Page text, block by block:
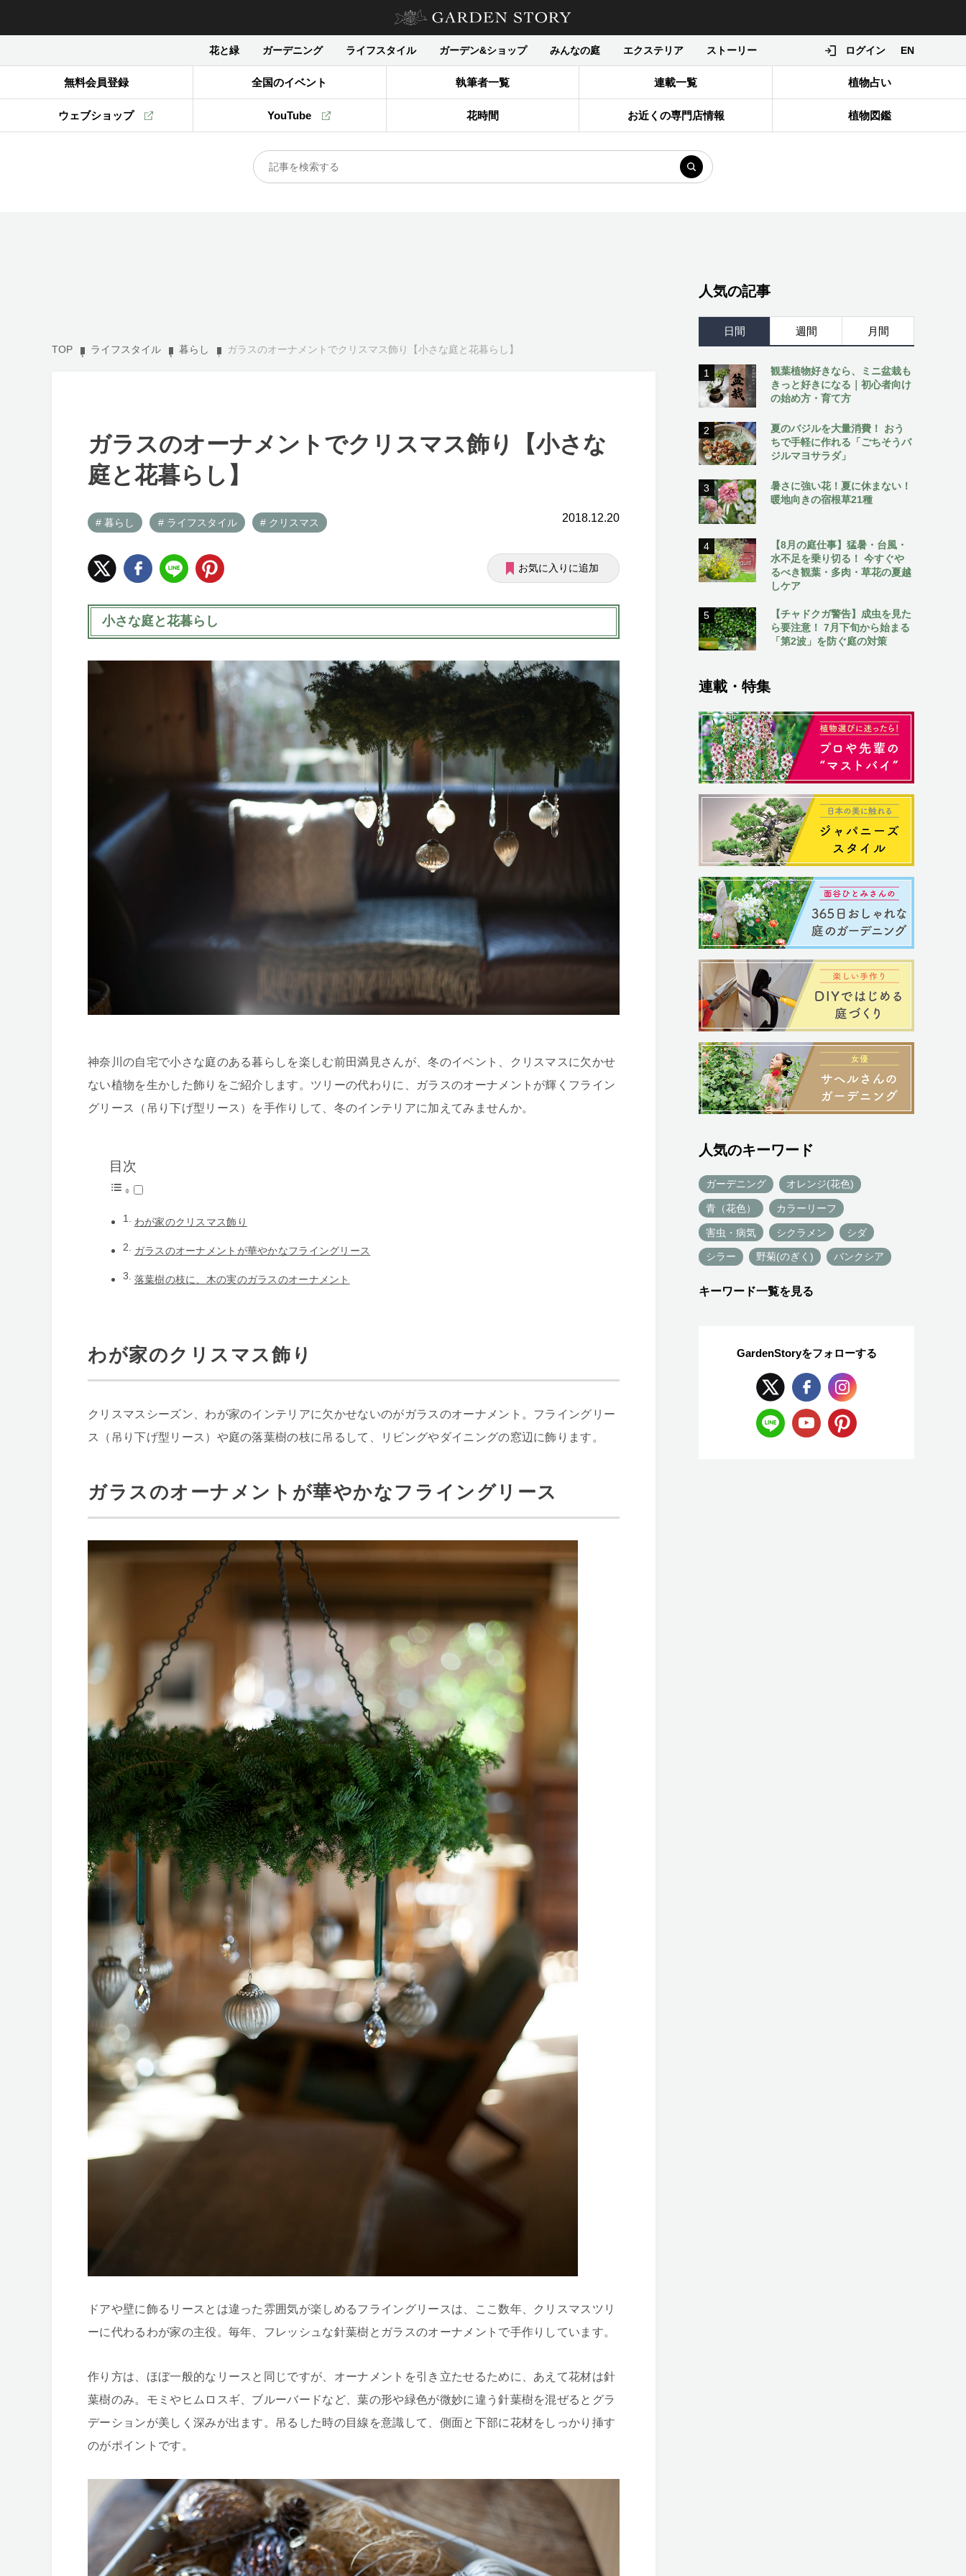
花と緑 ガーデニング ライフスタイル ガーデン&ショップ みんなの庭 エクステリア ストーリー ログイン EN
無料会員登録 全国のイベント 執筆者一覧 連載一覧 植物占い
ウェブショップ YouTube 花時間 お近くの専門店情報 植物図鑑
TOP ライフスタイル 暮らし ガラスのオーナメントでクリスマス飾り【小さな庭と花暮らし】
ガラスのオーナメントでクリスマス飾り【小さな
庭と花暮らし】
# 暮らし # ライフスタイル # クリスマス 2018.12.20
お気に入りに追加
小さな庭と花暮らし
神奈川の自宅で小さな庭のある暮らしを楽しむ前田満見さんが、冬のイベント、クリスマスに欠かせ
ない植物を生かした飾りをご紹介します。ツリーの代わりに、ガラスのオーナメントが輝くフライン
グリース（吊り下げ型リース）を手作りして、冬のインテリアに加えてみませんか。
目次
わが家のクリスマス飾り
ガラスのオーナメントが華やかなフライングリース
落葉樹の枝に、木の実のガラスのオーナメント
わが家のクリスマス飾り
クリスマスシーズン、わが家のインテリアに欠かせないのがガラスのオーナメント。フライングリー
ス（吊り下げ型リース）や庭の落葉樹の枝に吊るして、リビングやダイニングの窓辺に飾ります。
ガラスのオーナメントが華やかなフライングリース
ドアや壁に飾るリースとは違った雰囲気が楽しめるフライングリースは、ここ数年、クリスマスツリ
ーに代わるわが家の主役。毎年、フレッシュな針葉樹とガラスのオーナメントで手作りしています。
作り方は、ほぼ一般的なリースと同じですが、オーナメントを引き立たせるために、あえて花材は針
葉樹のみ。モミやヒムロスギ、ブルーバードなど、葉の形や緑色が微妙に違う針葉樹を混ぜるとグラ
デーションが美しく深みが出ます。吊るした時の目線を意識して、側面と下部に花材をしっかり挿す
のがポイントです。
人気の記事
日間 週間 月間
1
観葉植物好きなら、ミニ盆栽も
きっと好きになる｜初心者向け
の始め方・育て方
2
夏のバジルを大量消費！ おう
ちで手軽に作れる「ごちそうバ
ジルマヨサラダ」
3
暑さに強い花！夏に休まない！
暖地向きの宿根草21種
4
【8月の庭仕事】猛暑・台風・
水不足を乗り切る！ 今すぐや
るべき観葉・多肉・草花の夏越
しケア
5
【チャドクガ警告】成虫を見た
ら要注意！ 7月下旬から始まる
「第2波」を防ぐ庭の対策
連載・特集
人気のキーワード
ガーデニング オレンジ(花色)
青（花色） カラーリーフ
害虫・病気 シクラメン シダ
シラー 野菊(のぎく) バンクシア
キーワード一覧を見る
GardenStoryをフォローする